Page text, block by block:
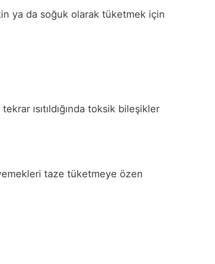
ya da soğuk olarak tüketmek için
ısıtıldığında toksik bileşikler
taze tüketmeye özen